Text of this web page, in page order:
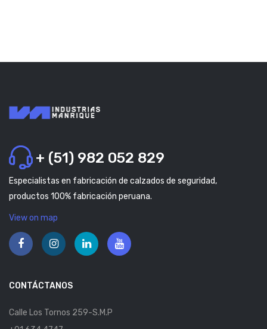
+ (51) 982 052 829
Especialistas en fabricación de calzados de seguridad,
productos 100% fabricación peruana.
View on map
CONTÁCTANOS
Calle Los Tornos 259-S.M.P